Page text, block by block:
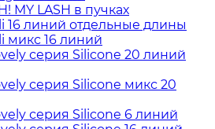
MY LASH в пучках
линий отдельные длины
микс 16 линий
серия Silicone 20 линий
серия Silicone микс 20
серия Silicone 6 линий